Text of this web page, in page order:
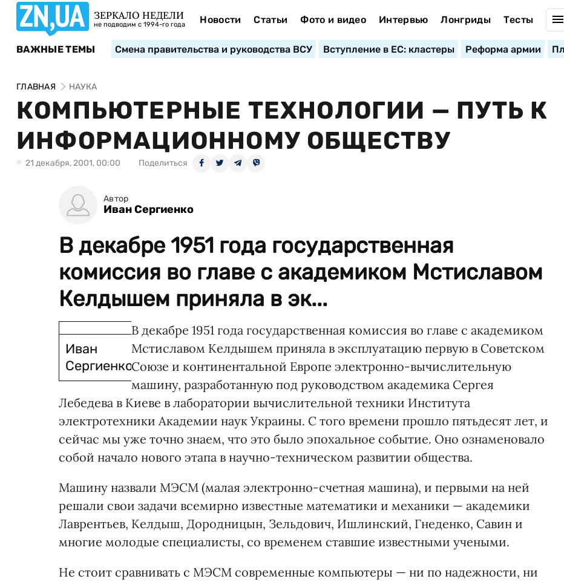
ЗЕРКАЛО НЕДЕЛИ
не подводим с 1994-го года Новости Статьи Фото и видео Интервью Лонгриды Тесты
ВАЖНЫЕ ТЕМЫ Смена правительства и руководства ВСУ Вступление в ЕС: кластеры Реформа армии
ГЛАВНАЯ НАУКА
КОМПЬЮТЕРНЫЕ ТЕХНОЛОГИИ — ПУТЬ К
ИНФОРМАЦИОННОМУ ОБЩЕСТВУ
21 декабря, 2001, 00:00 Поделиться
Автор
Иван Сергиенко
В декабре 1951 года государственная
комиссия во главе с академиком Мстиславом
Келдышем приняла в эк...
Иван
Сергиенко
В декабре 1951 года государственная комиссия во главе с академиком
Мстиславом Келдышем приняла в эксплуатацию первую в Советском
Союзе и континентальной Европе электронно-вычислительную
машину, разработанную под руководством академика Сергея
Лебедева в Киеве в лаборатории вычислительной техники Института
электротехники Академии наук Украины. С того времени прошло пятьдесят лет, и
сейчас мы уже точно знаем, что это было эпохальное событие. Оно ознаменовало
собой начало нового этапа в научно-техническом развитии общества.
Машину назвали МЭСМ (малая электронно-счетная машина), и первыми на ней
решали свои задачи всемирно известные математики и механики — академики
Лаврентьев, Келдыш, Дородницын, Зельдович, Ишлинский, Гнеденко, Савин и
многие молодые специалисты, со временем ставшие известными учеными.
Не стоит сравнивать с МЭСМ современные компьютеры — ни по надежности, ни